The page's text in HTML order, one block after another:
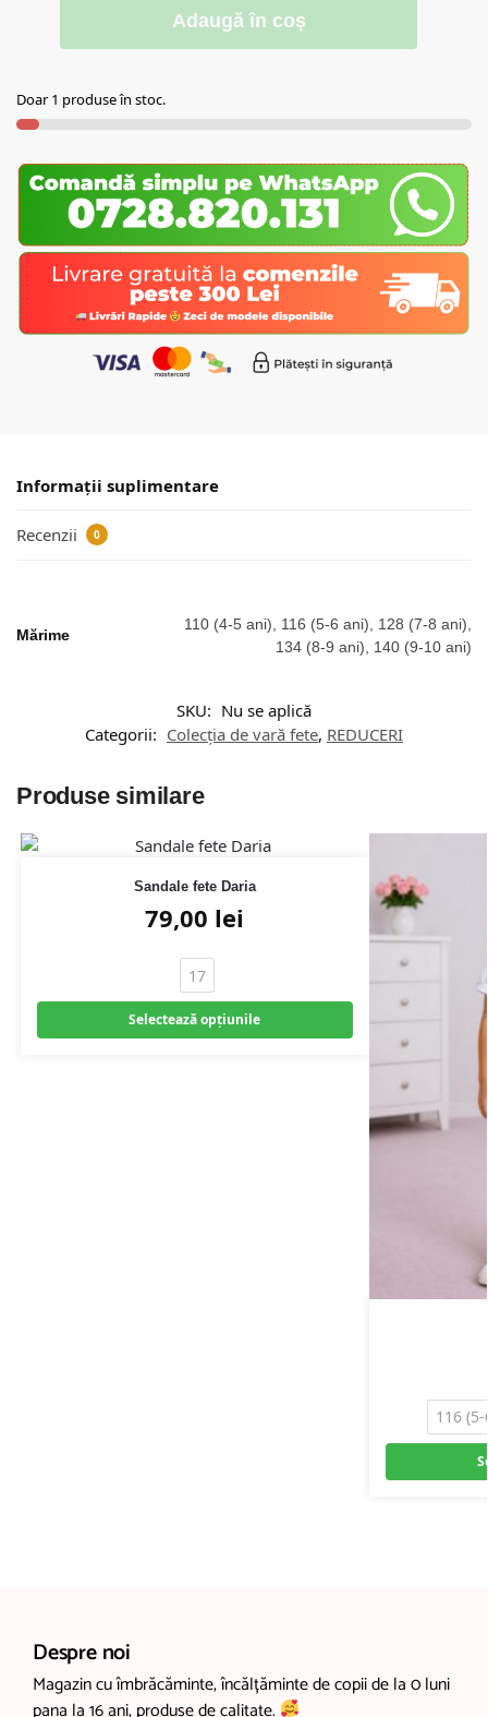
Adaugă în coș
Doar 1 produse în stoc.
Informații suplimentare
Recenzii 0
Mărime
110 (4-5 ani), 116 (5-6 ani), 128 (7-8 ani),
134 (8-9 ani), 140 (9-10 ani)
SKU: Nu se aplică
Categorii: Colecția de vară fete, REDUCERI
Produse similare
Sandale fete Daria
79,00 lei
17
Selectează opțiunile
116
Despre noi
Magazin cu îmbrăcăminte, încălțăminte de copii de la 0 luni
pana la 16 ani, produse de calitate.